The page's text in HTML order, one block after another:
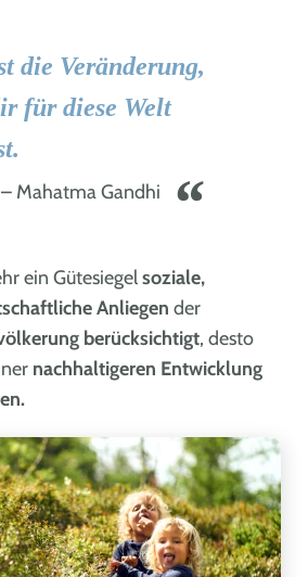
die Veränderung,
für diese Welt
Mahatma Gandhi
ein Gütesiegelsoziale,
Anliegen der
berücksichtigt, desto
nachhaltigeren Entwicklung